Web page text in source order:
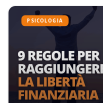
PSICOLOGIA